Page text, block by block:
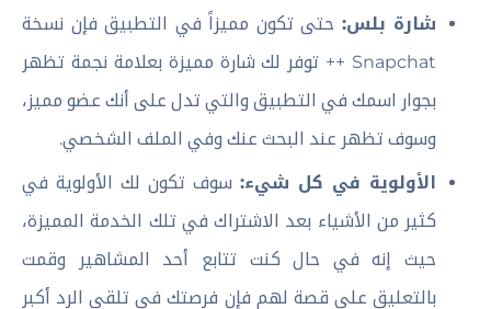
شارة بلس: حتى تكون مميزاً في التطبيق فإن نسخة
Snapchat ++ توفر لك شارة مميزة بعلامة نجمة تظهر
بجوار اسمك في التطبيق والتي تدل على أنك عضو مميز،
وسوف تظهر عند البحث عنك وفي الملف الشخصي.
الأولوية في كل شيء: سوف تكون لك الأولوية في
كثير من الأشياء بعد الاشتراك في تلك الخدمة المميزة،
حيث إنه في حال كنت تتابع أحد المشاهير وقمت
بالتعليق على قصة لهم فإن فرصتك في تلقي الرد أكبر